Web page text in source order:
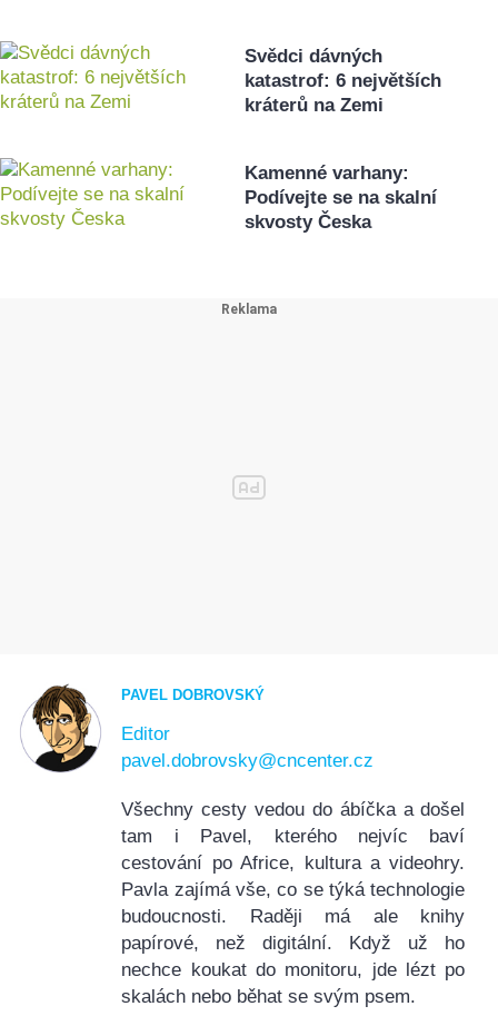
Svědci dávných
katastrof: 6 největších
kráterů na Zemi
Kamenné varhany:
Podívejte se na skalní
skvosty Česka
PAVEL DOBROVSKÝ
Editor
pavel.dobrovsky@cncenter.cz
Všechny cesty vedou do ábíčka a došel
tam i Pavel, kterého nejvíc baví
cestování po Africe, kultura a videohry.
Pavla zajímá vše, co se týká technologie
budoucnosti. Raději má ale knihy
papírové, než digitální. Když už ho
nechce koukat do monitoru, jde lézt po
skalách nebo běhat se svým psem.